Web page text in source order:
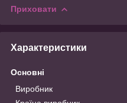
Приховати
Характеристики
Основні
Виробник